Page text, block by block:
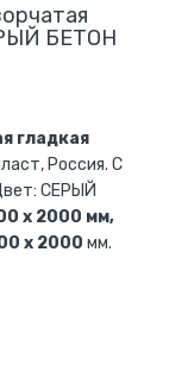
БЕТОН
гладкая
Россия. С
СЕРЫЙ
x 2000 мм,
x 2000 мм.